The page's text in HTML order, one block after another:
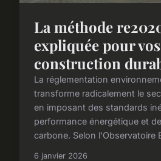
La méthode
expliquée pour
construction
La réglementation
transforme radicalement le
en imposant des standards
performance énergétique et
carbone. Selon l'Observatoire
6 janvier 2026